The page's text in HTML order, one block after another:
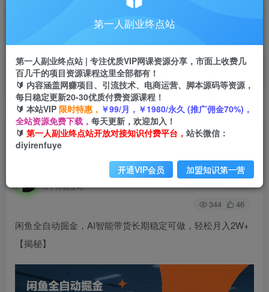
推广返佣高达70%
首页 创业课程 会员免费 正文
闲鱼全自动掘金，AI智能带货长期稳定可做，轻松
月入2W+【揭秘】
第一人副业终点站
5个月前发布
关注 私信
344 46
闲鱼全自动掘金，AI智能带货长期稳定可做，轻松月入2W+
【揭秘】
第一人副业终点站
第一人副业终点站 | 专注优质VIP网课资源分享，市面上收费几
百几千的项目资源课程这里全部都有！
🔰 内容涵盖网赚项目、引流技术、电商运营、脚本源码等资源，
每日稳定更新20-30优质付费资源课程！
🔰 本站VIP 限时特惠， ￥99/月，￥1980/永久 (推广佣金70%)，
全站资源免费下载， 每天更新，欢迎加入！
🔰 第一人副业终点站开放对接知识付费平台， 站长微信：
diyirenfuye
开通VIP会员 加盟知识第一营